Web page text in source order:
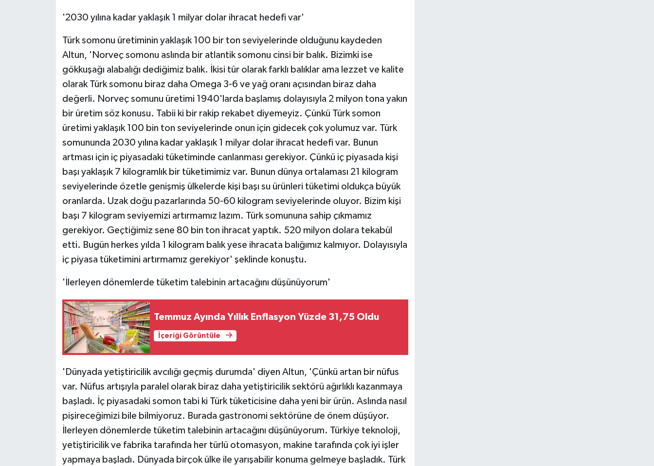
'2030 yılına kadar yaklaşık 1 milyar dolar ihracat hedefi var'
Türk somonu üretiminin yaklaşık 100 bir ton seviyelerinde olduğunu kaydeden
Altun, 'Norveç somonu aslında bir atlantik somonu cinsi bir balık. Bizimki ise
gökkuşağı alabalığı dediğimiz balık. İkisi tür olarak farklı balıklar ama lezzet ve kalite
olarak Türk somonu biraz daha Omega 3-6 ve yağ oranı açısından biraz daha
değerli. Norveç somunu üretimi 1940'larda başlamış dolayısıyla 2 milyon tona yakın
bir üretim söz konusu. Tabii ki bir rakip rekabet diyemeyiz. Çünkü Türk somon
üretimi yaklaşık 100 bin ton seviyelerinde onun için gidecek çok yolumuz var. Türk
somununda 2030 yılına kadar yaklaşık 1 milyar dolar ihracat hedefi var. Bunun
artması için iç piyasadaki tüketiminde canlanması gerekiyor. Çünkü iç piyasada kişi
başı yaklaşık 7 kilogramlık bir tüketimimiz var. Bunun dünya ortalaması 21 kilogram
seviyelerinde özetle genişmiş ülkelerde kişi başı su ürünleri tüketimi oldukça büyük
oranlarda. Uzak doğu pazarlarında 50-60 kilogram seviyelerinde oluyor. Bizim kişi
başı 7 kilogram seviyemizi artırmamız lazım. Türk somununa sahip çıkmamız
gerekiyor. Geçtiğimiz sene 80 bin ton ihracat yaptık. 520 milyon dolara tekabül
etti. Bugün herkes yılda 1 kilogram balık yese ihracata balığımız kalmıyor. Dolayısıyla
iç piyasa tüketimini artırmamız gerekiyor' şeklinde konuştu.
'İlerleyen dönemlerde tüketim talebinin artacağını düşünüyorum'
Temmuz Ayında Yıllık Enflasyon Yüzde 31,75 Oldu
İçeriği Görüntüle
'Dünyada yetiştiricilik avcılığı geçmiş durumda' diyen Altun, 'Çünkü artan bir nüfus
var. Nüfus artışıyla paralel olarak biraz daha yetiştiricilik sektörü ağırlıklı kazanmaya
başladı. İç piyasadaki somon tabi ki Türk tüketicisine daha yeni bir ürün. Aslında nasıl
pişireceğimizi bile bilmiyoruz. Burada gastronomi sektörüne de önem düşüyor.
İlerleyen dönemlerde tüketim talebinin artacağını düşünüyorum. Türkiye teknoloji,
yetiştiricilik ve fabrika tarafında her türlü otomasyon, makine tarafında çok iyi işler
yapmaya başladı. Dünyada birçok ülke ile yarışabilir konuma gelmeye başladık. Türk